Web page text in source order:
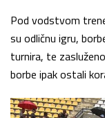
Pod vodstvom
su odličnu igru,
turnira, te
borbe ipak ostali